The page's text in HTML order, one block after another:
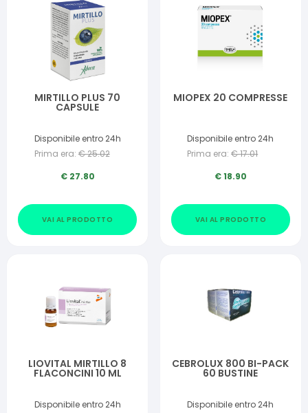
MIRTILLO PLUS 70
CAPSULE
Disponibile entro 24h
Prima era: €25.02
€ 27.80
VAI AL PRODOTTO
MIOPEX 20 COMPRESSE
Disponibile entro 24h
Prima era: €17.01
€18.90
VAI AL PRODOTTO
LIOVITAL MIRTILLO 8
FLACONCINI 10 ML
Disponibile entro 24h
CEBROLUX 800 BI-PACK
60 BUSTINE
Disponibile entro 24h